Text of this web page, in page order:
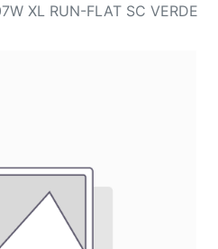
XL RUN-FLAT SC VERDE